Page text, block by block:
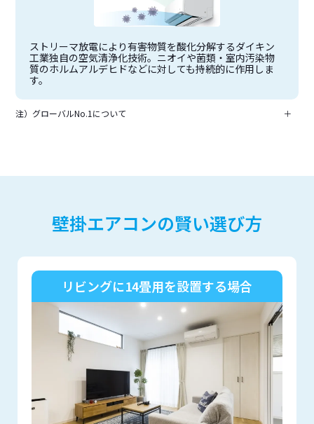
ストリーマ放電により有害物質を酸化分解するダイキン
工業独自の空気清浄化技術。ニオイや菌類・室内汚染物
質のホルムアルデヒドなどに対しても持続的に作用しま
す。​
注）グローバルNo.1について ＋
壁掛エアコンの賢い選び方
リビングに14畳用を設置する場合